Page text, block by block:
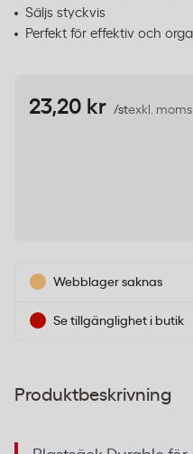
Säljs styckvis
Perfekt för effektiv och
23,20 kr /stexkl. moms
Webblager saknas
Se tillgänglighet i butik
Produktbeskrivning